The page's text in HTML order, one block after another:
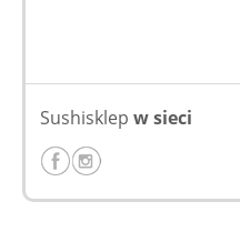
Sushisklep w sieci